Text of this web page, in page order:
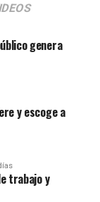
genera
y escoge a
trabajo y